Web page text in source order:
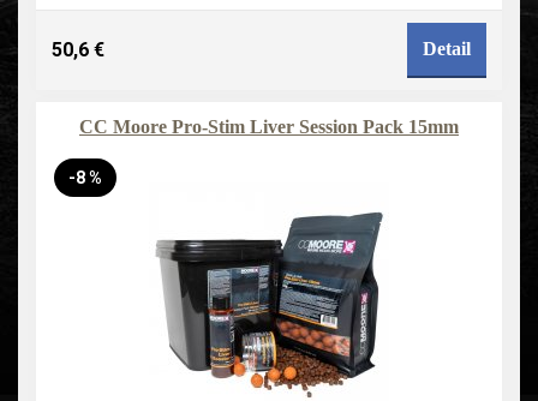
50,6 € Detail
CC Moore Pro-Stim Liver Session Pack 15mm
-8 %